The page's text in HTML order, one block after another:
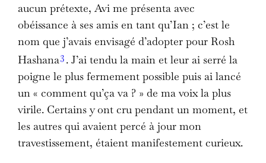
aucun prétexte, Avi me présenta avec
obéissance à ses amis en tant qu’Ian ; c’est le
nom que j’avais envisagé d’adopter pour Rosh
Hashana3 . J’ai tendu la main et leur ai serré la
poigne le plus fermement possible puis ai lancé
un « comment qu’ça va ? » de ma voix la plus
virile. Certains y ont cru pendant un moment, et
les autres qui avaient percé à jour mon
travestissement, étaient manifestement curieux.